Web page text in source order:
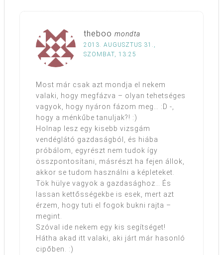
theboo mondta
2013. AUGUSZTUS 31.,
SZOMBAT, 13:25
Most már csak azt mondja el nekem
valaki, hogy megfázva – olyan tehetséges
vagyok, hogy nyáron fázom meg… :D -,
hogy a ménkűbe tanuljak?! :)
Holnap lesz egy kisebb vizsgám
vendéglátó gazdaságból, és hiába
próbálom, egyrészt nem tudok így
összpontosítani, másrészt ha fejen állok,
akkor se tudom használni a képleteket.
Tök hülye vagyok a gazdasághoz… És
lassan kettősségekbe is esek, mert azt
érzem, hogy tuti el fogok bukni rajta –
megint.
Szóval ide nekem egy kis segítséget!
Hátha akad itt valaki, aki járt már hasonló
cipőben. :)